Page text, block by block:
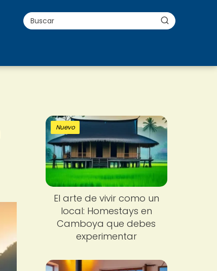
Nuevo
El arte de vivir como un
local: Homestays en
Camboya que debes
experimentar